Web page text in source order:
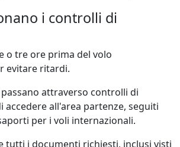
i controlli di
o tre ore prima del volo
evitare ritardi.
attraverso controlli di
accedere all'area partenze, seguiti
per i voli internazionali.
tutti i documenti richiesti, inclusi visti